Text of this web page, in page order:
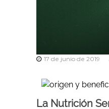
17 de junio de 2019
La Nutrición